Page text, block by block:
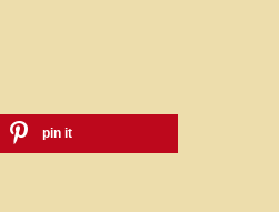
pin it